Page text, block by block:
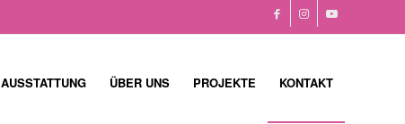
AUSSTATTUNG ÜBER UNS PROJEKTE KONTAKT